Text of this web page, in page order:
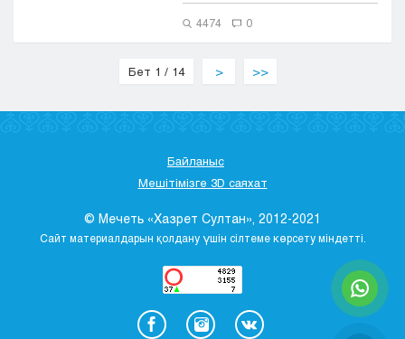
4474 0
Бет 1 / 14 > >>
Байланыс
Мешітімізге 3D саяхат
© Мечеть «Хазрет Султан», 2012-2021
Сайт материалдарын қолдану үшін сілтеме көрсету міндетті.